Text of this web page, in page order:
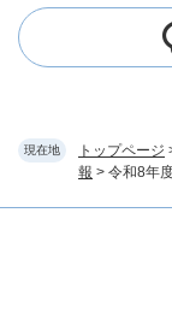
現在地 トップページ
報 > 令和8年